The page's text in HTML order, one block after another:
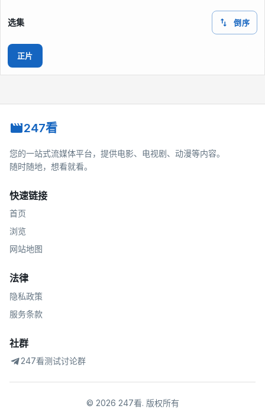
选集 倒序
正片
247看
您的一站式流媒体平台，提供电影、电视剧、动漫等内容。
随时随地，想看就看。
快速链接
首页
浏览
网站地图
法律
隐私政策
服务条款
社群
247看测试讨论群
© 2026 247看. 版权所有